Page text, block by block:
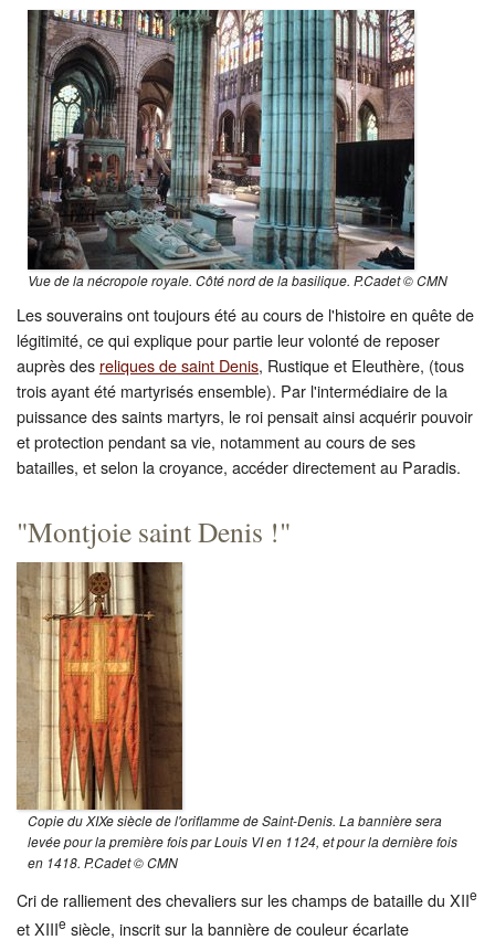
Vue de la nécropole royale. Côté nord de la basilique. P.Cadet © CMN
Les souverains ont toujours été au cours de l'histoire en quête de
légitimité, ce qui explique pour partie leur volonté de reposer
auprès des reliques de saint Denis, Rustique et Eleuthère, (tous
trois ayant été martyrisés ensemble). Par l'intermédiaire de la
puissance des saints martyrs, le roi pensait ainsi acquérir pouvoir
et protection pendant sa vie, notamment au cours de ses
batailles, et selon la croyance, accéder directement au Paradis.
"Montjoie saint Denis !"
Copie du XIXe siècle de l'oriflamme de Saint-Denis. La bannière sera
levée pour la première fois par Louis VI en 1124, et pour la dernière fois
en 1418. P.Cadet © CMN
Cri de ralliement des chevaliers sur les champs de bataille du XIIe
et XIIIe siècle, inscrit sur la bannière de couleur écarlate